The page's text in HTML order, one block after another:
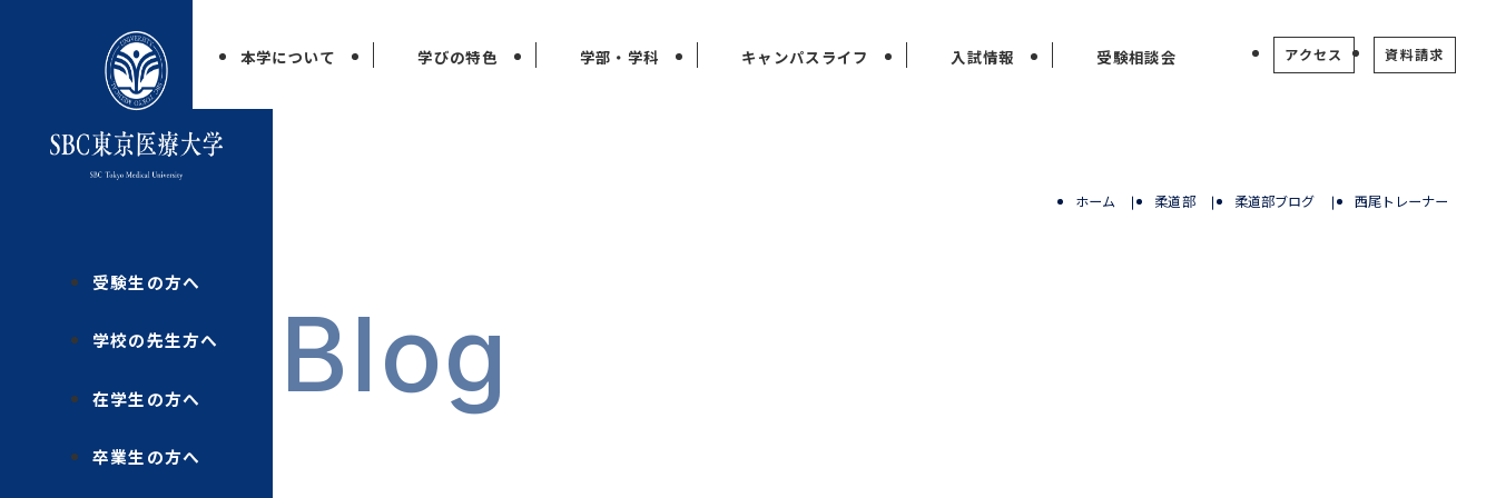
受験生の方へ
学校の先生方へ
在学生の方へ
卒業生の方へ
本学について 学びの特色 学部・学科 キャンパスライフ 入試情報 受験相談会 アクセス 資料請求
Blog
ホーム 柔道部 柔道部ブログ 西尾トレーナー